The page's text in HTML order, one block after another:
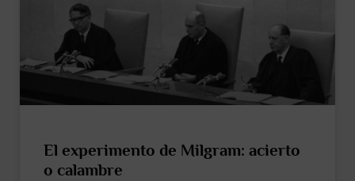
El experimento de Milgram: acierto
o calambre